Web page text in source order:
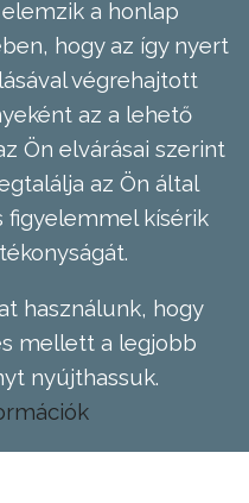
a honlap
hogy az így nyert
végrehajtott
az a lehető
Ön elvárásai szerint
az Ön által
figyelemmel kísérik
használunk, hogy
mellett a legjobb
nyújthassuk.